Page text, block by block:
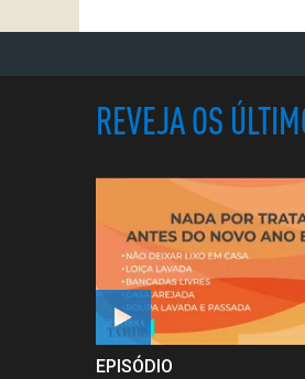
REVEJA OS
EPISÓDIO